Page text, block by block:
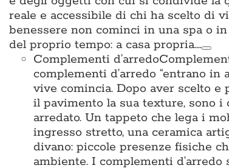
reale e accessibile di chi ha scelto di
benessere non cominci in una spa o
del proprio tempo: a casa propria.…
Complementi d’arredo
complementi d’arredo “entrano
vive comincia. Dopo aver scelto
il pavimento la sua texture, sono i
arredato. Un tappeto che lega i
ingresso stretto, una ceramica
divano: piccole presenze fisiche
ambiente. I complementi